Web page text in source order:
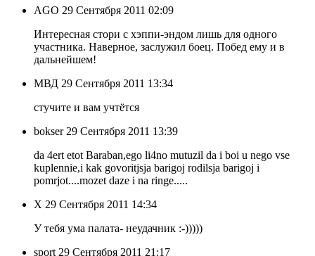
AGO 29 Сентября 2011 02:09
Интересная стори с хэппи-эндом лишь для одного
участника. Наверное, заслужил боец. Побед ему и в
дальнейшем!
МВД 29 Сентября 2011 13:34
стучите и вам учтётся
bokser 29 Сентября 2011 13:39
da 4ert etot Baraban,ego li4no mutuzil da i boi u nego vse
kuplennie,i kak govoritjsja barigoj rodilsja barigoj i
pomrjot....mozet daze i na ringe.....
X 29 Сентября 2011 14:34
У тебя ума палата- неудачник :-)))))
sport 29 Сентября 2011 21:17